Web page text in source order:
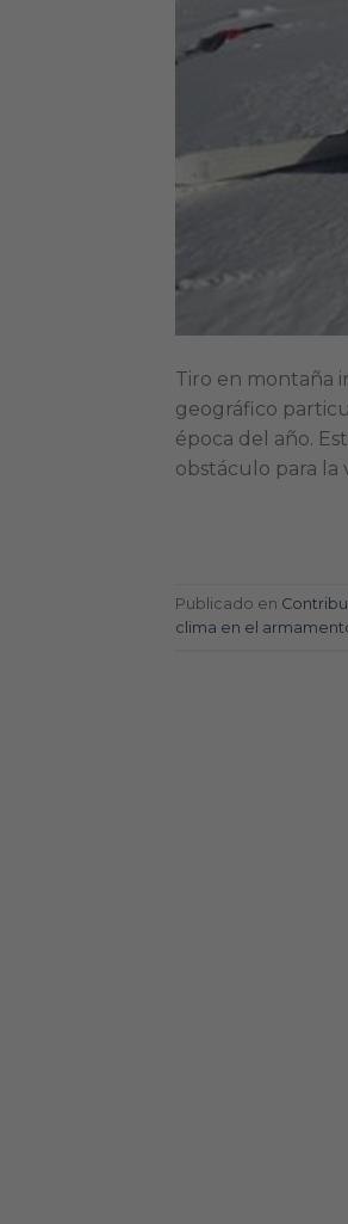
Tiro en montaña
geográfico
época del año.
obstáculo para la
Publicado en
clima en el